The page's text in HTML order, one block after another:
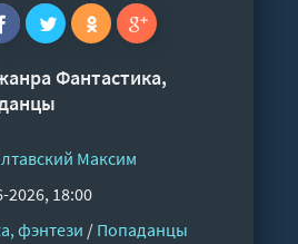
Фантастика,
Максим
2026, 18:00
фэнтези / Попаданцы